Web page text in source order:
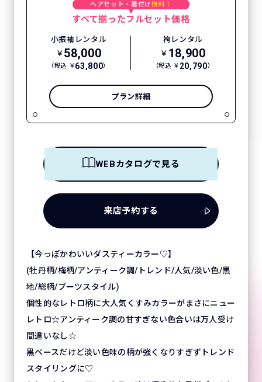
ヘアセット・着付け無料！
すべて揃ったフルセット価格
小振袖レンタル
￥ 58,000
（税込 ￥63,800）
袴レンタル
￥ 18,900
（税込 ￥ 20,790）
プラン詳細
WEBカタログで見る
来店予約する
【今っぽかわいいダスティーカラー♡】
(牡丹柄/梅柄/アンティーク調/トレンド/人気/淡い色/黒
地/総柄/ブーツスタイル)
個性的なレトロ柄に大人気くすみカラーがまさにニュー
レトロ☆アンティーク調の甘すぎない色合いは万人受け
間違いなし☆
黒ベースだけど淡い色味の柄が強くなりすぎずトレンド
スタイリングに♡